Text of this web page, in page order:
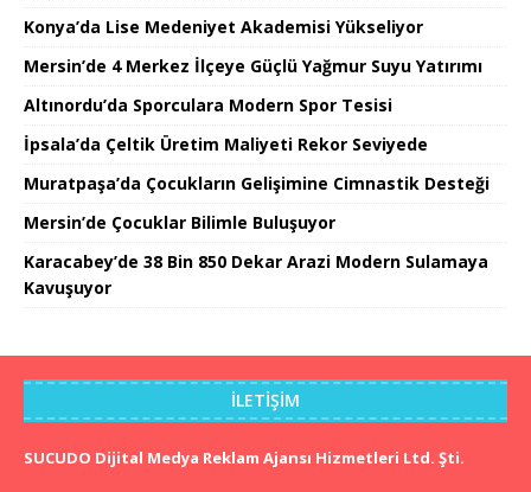
Konya’da Lise Medeniyet Akademisi Yükseliyor
Mersin’de 4 Merkez İlçeye Güçlü Yağmur Suyu Yatırımı
Altınordu’da Sporculara Modern Spor Tesisi
İpsala’da Çeltik Üretim Maliyeti Rekor Seviyede
Muratpaşa’da Çocukların Gelişimine Cimnastik Desteği
Mersin’de Çocuklar Bilimle Buluşuyor
Karacabey’de 38 Bin 850 Dekar Arazi Modern Sulamaya
Kavuşuyor
İLETIŞIM
SUCUDO Dijital Medya Reklam Ajansı Hizmetleri Ltd. Şti.